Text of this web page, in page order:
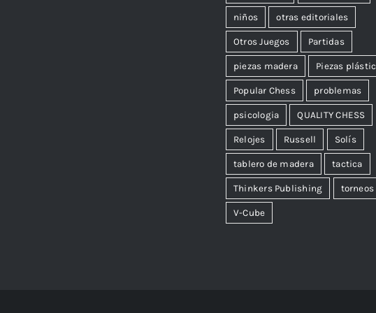
niños otras editoriales
Otros Juegos Partidas
piezas madera Piezas
Popular Chess problemas
psicologia QUALITY CHESS
Relojes Russell Solís
tablero de madera tactica
Thinkers Publishing torneos
V-Cube